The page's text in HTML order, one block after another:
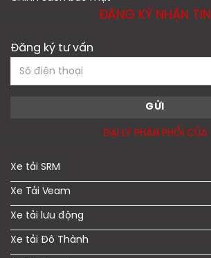
ĐĂNG KÝ NHẬN TIN
Đăng ký tư vấn
ĐẠI LÝ PHÂN PHỐI CỦA
Xe tải SRM
Xe Tải Veam
Xe tải lưu động
Xe tải Đô Thành